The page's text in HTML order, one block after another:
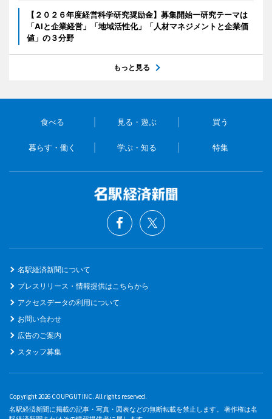
【２０２６年度経営科学研究奨励金】募集開始ー研究テーマは
「AIと企業経営」「地域活性化」「人材マネジメントと企業価
値」の３分野
もっと見る
食べる 見る・遊ぶ 買う
暮らす・働く 学ぶ・知る 特集
名駅経済新聞について
プレスリリース・情報提供はこちらから
アクセスデータの利用について
お問い合わせ
広告のご案内
スタッフ募集
Copyright 2026 COUPGUT INC. All rights reserved.
名駅経済新聞に掲載の記事・写真・図表などの無断転載を禁止します。 著作権は名